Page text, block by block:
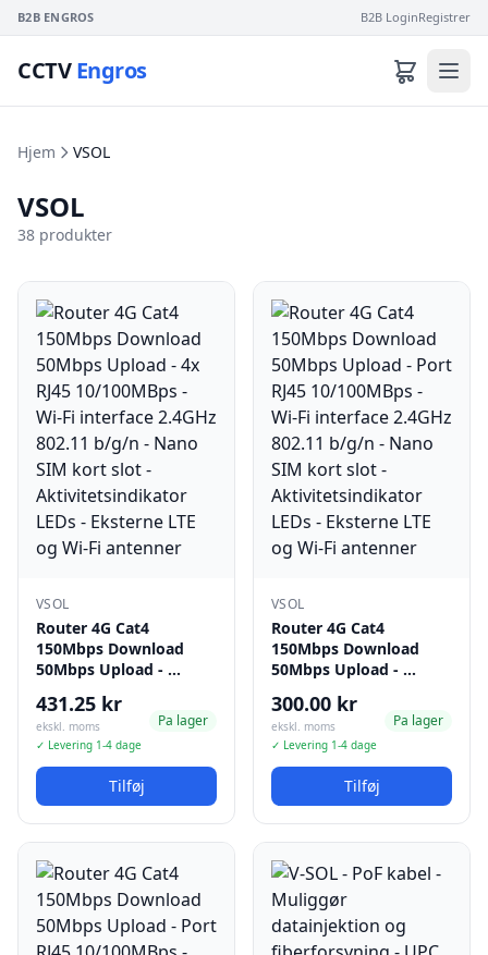
B2B ENGROS B2B LoginRegistrer
CCTVEngros
Hjem VSOL
VSOL
38 produkter
VSOL
Router 4G Cat4
150Mbps Download
50Mbps Upload - …
431.25 kr
ekskl. moms
✓ Levering 1-4 dage
Pa lager
Tilføj
VSOL
Router 4G Cat4
150Mbps Download
50Mbps Upload - …
300.00 kr
ekskl. moms
✓ Levering 1-4 dage
Pa lager
Tilføj